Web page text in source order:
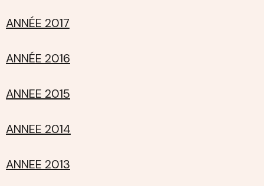
ANNÉE 2017
ANNÉE 2016
ANNEE 2015
ANNEE 2014
ANNEE 2013